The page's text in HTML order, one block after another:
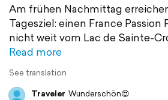
Am frühen Nachmittag
Tagesziel: einen France Passion
nicht weit vom Lac de Sainte-
Read more
See translation
Traveler Wunderschön😍